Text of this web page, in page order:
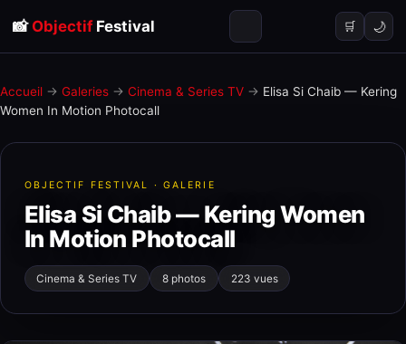
📸 ObjectifFestival 🛒 🌙
Accueil → Galeries → Cinema & Series TV → Elisa Si Chaib — Kering
Women In Motion Photocall
OBJECTIF FESTIVAL · GALERIE
Elisa Si Chaib — Kering Women
In Motion Photocall
Cinema & Series TV 8 photos 223 vues